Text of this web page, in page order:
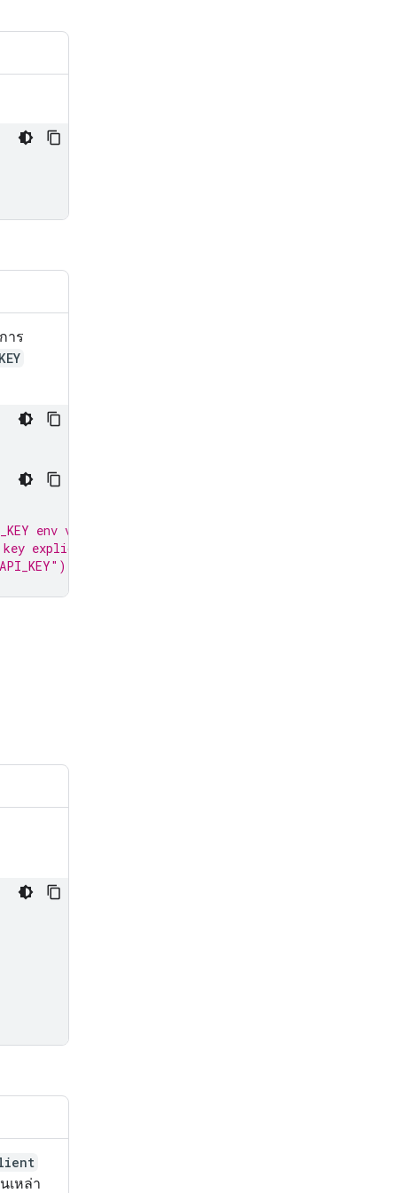
าร
env var.
explicitly:
เหล่า